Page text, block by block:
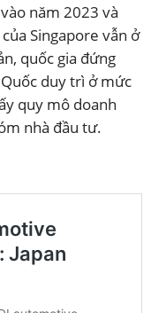
năm 2023 và
Singapore vẫn ở
quốc gia đứng
duy trì ở mức
quy mô doanh
nhà đầu tư.